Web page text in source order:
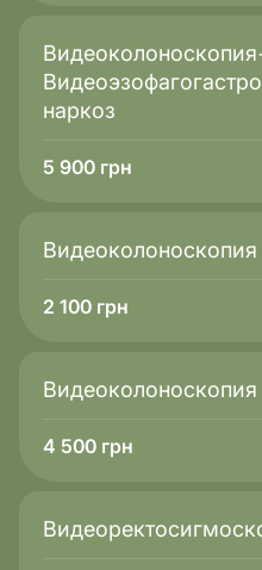
наркоз
5 900 грн
Видеоколоноскопия
2 100 грн
4 500 грн